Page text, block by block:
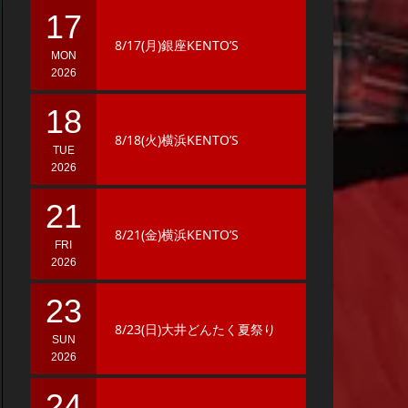
17
MON
2026
8/17(月)銀座KENTO’S
18
TUE
2026
8/18(火)横浜KENTO’S
21
FRI
2026
8/21(金)横浜KENTO’S
23
SUN
2026
8/23(日)大井どんたく夏祭り